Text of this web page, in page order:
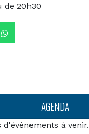
de 20h30
AGENDA
d'événements à venir.